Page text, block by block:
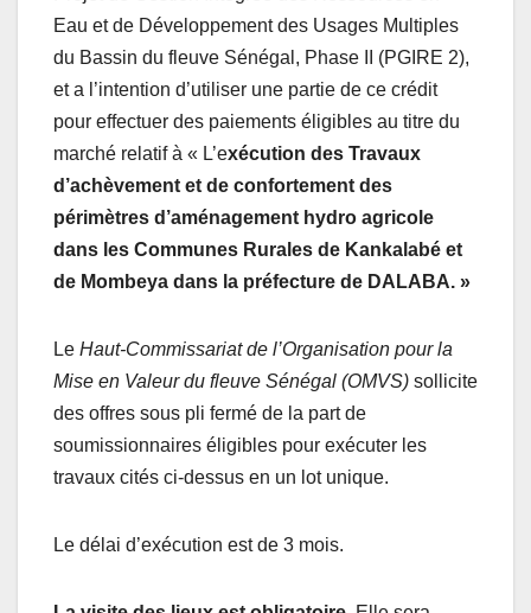
Eau et de Développement des Usages Multiples
du Bassin du fleuve Sénégal, Phase II (PGIRE 2),
et a l’intention d’utiliser une partie de ce crédit
pour effectuer des paiements éligibles au titre du
marché relatif à « L’exécution des Travaux
d’achèvement et de confortement des
périmètres d’aménagement hydro agricole
dans les Communes Rurales de Kankalabé et
de Mombeya dans la préfecture de DALABA. »
Le Haut-Commissariat de l’Organisation pour la
Mise en Valeur du fleuve Sénégal (OMVS) sollicite
des offres sous pli fermé de la part de
soumissionnaires éligibles pour exécuter les
travaux cités ci-dessus en un lot unique.
Le délai d’exécution est de 3 mois.